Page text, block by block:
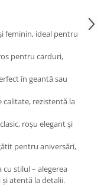
feminin, ideal pentru
pentru carduri,
în geantă sau
calitate, rezistentă la
roșu elegant și
pentru aniversări,
stilul – alegerea
atentă la detalii.